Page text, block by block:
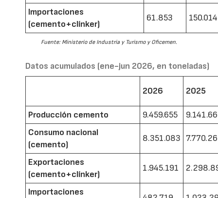
Importaciones
(cemento+clínker)
61.853 150.014
Fuente: Ministerio de Industria y Turismo y Oficemen.
Datos acumulados (ene-jun 2026, en toneladas)
2026 2025
Producción cemento 9.459.655
Consumo nacional
(cemento)
8.351.083
Exportaciones
(cemento+clínker)
1.945.191
Importaciones